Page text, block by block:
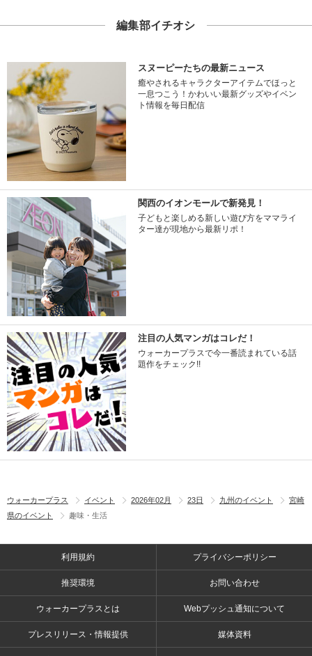
編集部イチオシ
スヌーピーたちの最新ニュース
癒やされるキャラクターアイテムでほっと
一息つこう！かわいい最新グッズやイベン
ト情報を毎日配信
関西のイオンモールで新発見！
子どもと楽しめる新しい遊び方をママライ
ター達が現地から最新リポ！
注目の人気マンガはコレだ！
ウォーカープラスで今一番読まれている話
題作をチェック!!
ウォーカープラス イベント 2026年02月 23日 九州のイベント
宮崎
県のイベント
趣味・生活
利用規約 プライバシーポリシー
推奨環境 お問い合わせ
ウォーカープラスとは Webプッシュ通知について
プレスリリース・情報提供 媒体資料